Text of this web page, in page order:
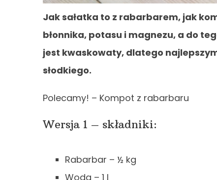
Jak sałatka to z rabarbarem, jak
błonnika, potasu i magnezu, a do
jest kwaskowaty, dlatego
słodkiego.
Polecamy! – Kompot z rabarbaru
Wersja 1 – składniki:
Rabarbar – ½ kg
Woda – 1 l